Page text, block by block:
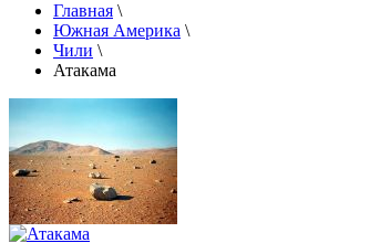
Главная \
Южная Америка \
Чили \
Атакама